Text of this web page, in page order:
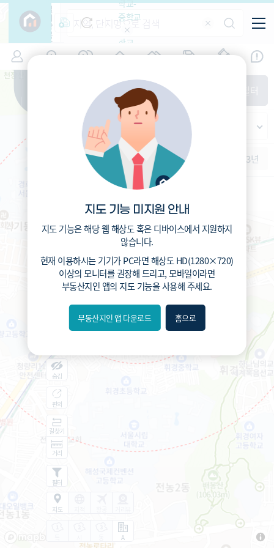
서울청량초등학교 (공립)
286m
운전
0.9분
필
항
목
(7)
학교-
중학교
학교-
고등학
면적-
평형
세대
수-100
이상
서울
범례
입주년차
입주예정
25~35년
35년이상
면적
숨김
편의
길찾기
거리
필터
지도
A
시세 입주 거래 전출입
인구
주거 경매
매매 전세 단지필터
가격
가격
범례색상기준
1개월 3개월 6개월 1년 3년
지도 기능 미지원 안내
지도 기능은 해당 웹 해상도 혹은 디바이스에서 지원하지
않습니다.
현재 이용하시는 기기가PC라면 해상도 HD(1280×720)
이상의 모니터를 권장해 드리고, 모바일이라면
부동산지인 앱의 지도 기능을 사용해 주세요.
부동산지인 앱 다운로드 홈으로